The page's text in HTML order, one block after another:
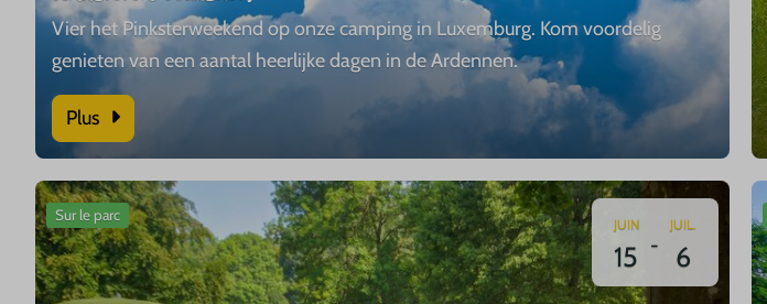
Vier het Pinksterweekend op onze camping in Luxemburg. Kom voordelig
genieten van een aantal heerlijke dagen in de Ardennen.
Plus
Sur le parc
JUIN
15 -
JUIL.
6